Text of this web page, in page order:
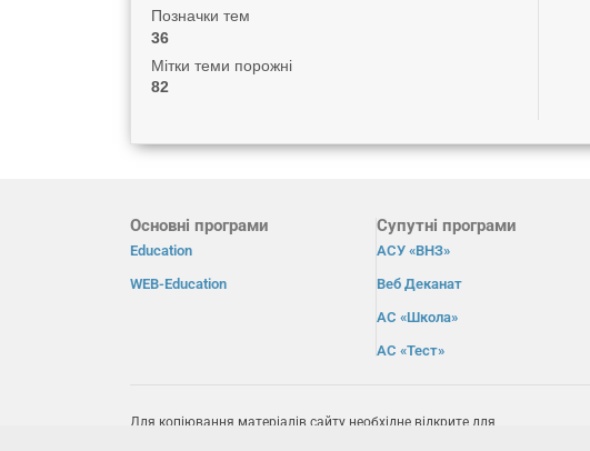
Позначки тем
36
Мітки теми порожні
82
Основні програми
Education
WEB-Education
Супутні програми
АСУ «ВНЗ»
Веб Деканат
АС «Школа»
АС «Тест»
Для копіювання матеріалів сайту необхідне відкрите для